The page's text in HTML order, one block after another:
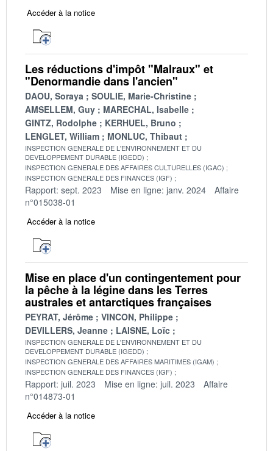
Accéder à la notice
Les réductions d'impôt "Malraux" et
"Denormandie dans l'ancien"
DAOU, Soraya
SOULIE, Marie-Christine
AMSELLEM, Guy
MARECHAL, Isabelle
GINTZ, Rodolphe
KERHUEL, Bruno
LENGLET, William
MONLUC, Thibaut
INSPECTION GENERALE DE L'ENVIRONNEMENT ET DU
DEVELOPPEMENT DURABLE (IGEDD)
INSPECTION GENERALE DES AFFAIRES CULTURELLES (IGAC)
INSPECTION GENERALE DES FINANCES (IGF)
Rapport: sept. 2023 Mise en ligne: janv. 2024
Affaire
n°015038-01
Accéder à la notice
Mise en place d'un contingentement pour
la pêche à la légine dans les Terres
australes et antarctiques françaises
PEYRAT, Jérôme
VINCON, Philippe
DEVILLERS, Jeanne
LAISNE, Loïc
INSPECTION GENERALE DE L'ENVIRONNEMENT ET DU
DEVELOPPEMENT DURABLE (IGEDD)
INSPECTION GENERALE DES AFFAIRES MARITIMES (IGAM)
INSPECTION GENERALE DES FINANCES (IGF)
Rapport: juil. 2023 Mise en ligne: juil. 2023
Affaire
n°014873-01
Accéder à la notice